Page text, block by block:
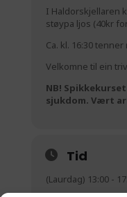
I Haldorskjellaren
støypa ljos (40kr
Ca. kl. 16:30
Velkomne til ein
NB!
sjukdom. Vært
Tid
(Laurdag) 13:00 -